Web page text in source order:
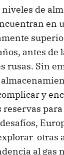
de
en
antes de
rusas. Sin
y
reservas
otras
al gas